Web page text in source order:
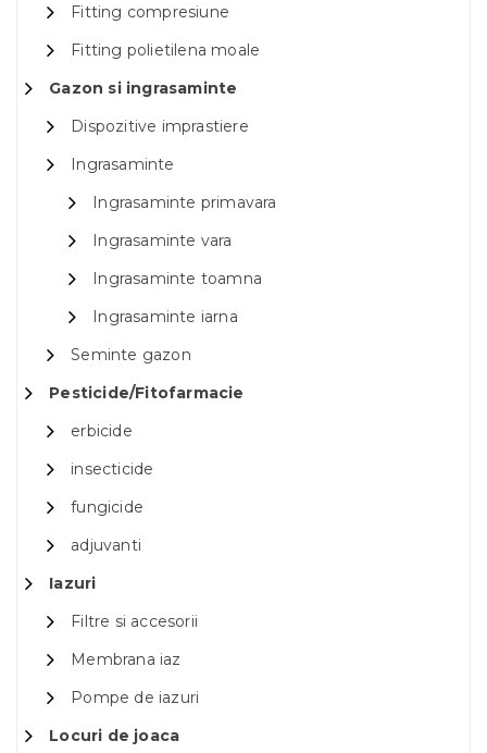
Fitting compresiune
Fitting polietilena moale
Gazon si ingrasaminte
Dispozitive imprastiere
Ingrasaminte
Ingrasaminte primavara
Ingrasaminte vara
Ingrasaminte toamna
Ingrasaminte iarna
Seminte gazon
Pesticide/Fitofarmacie
erbicide
insecticide
fungicide
adjuvanti
Iazuri
Filtre si accesorii
Membrana iaz
Pompe de iazuri
Locuri de joaca